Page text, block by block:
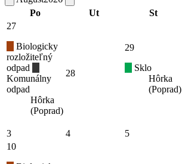
Po
Ut St
27
Biologicky
rozložiteľný
odpad
Komunálny
odpad
Hôrka
(Poprad)
28
29
Sklo
Hôrka
(Poprad)
3 4 5
10